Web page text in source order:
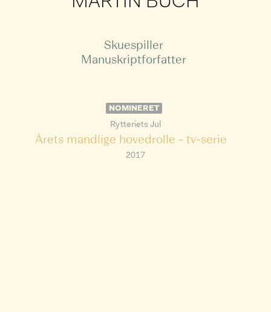
Skuespiller
Manuskriptforfatter
NOMINERET
Rytteriets Jul
Årets mandlige hovedrolle - tv-serie
2017